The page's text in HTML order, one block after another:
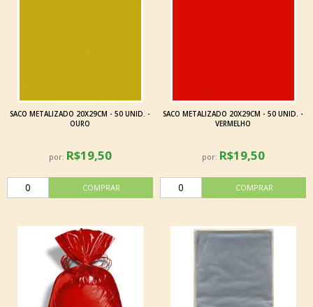
SACO METALIZADO 20X29CM - 50 UNID. -
OURO
por: R$19,50
SACO METALIZADO 20X29CM - 50 UNID. -
VERMELHO
por: R$19,50